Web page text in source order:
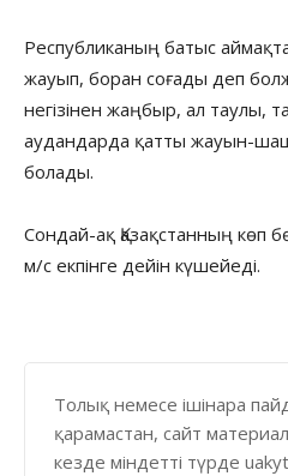
Республиканың батыс
жауып, боран соғады деп
негізінен жаңбыр, ал таулы,
аудандарда қатты жауын-
болады.
Сондай-ақ Қазақстанның көп
м/с екпінге дейін күшейеді.
Толық немесе ішінара
қарамастан, сайт
кезде міндетті түрде